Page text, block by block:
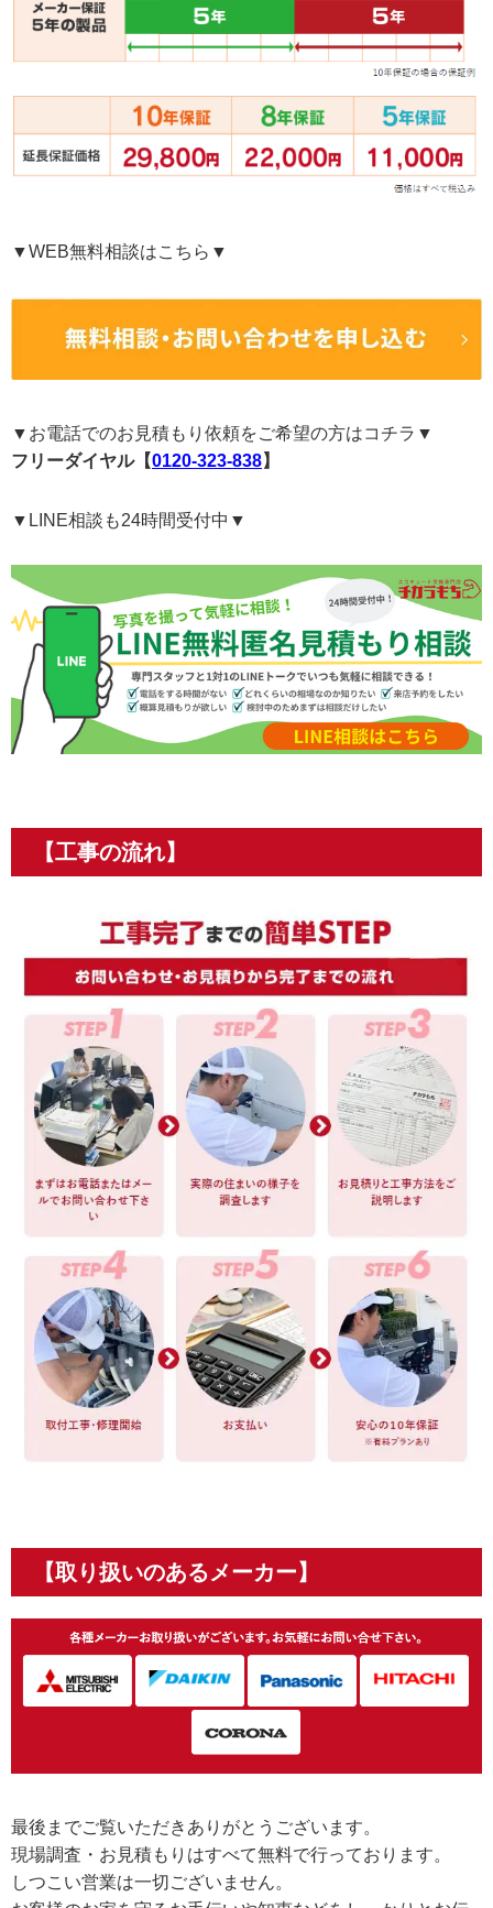
▼WEB無料相談はこちら▼
▼お電話でのお見積もり依頼をご希望の方はコチラ▼
フリーダイヤル【0120-323-838】
▼LINE相談も24時間受付中▼
【工事の流れ】
【取り扱いのあるメーカー】
最後までご覧いただきありがとうございます。
現場調査・お見積もりはすべて無料で行っております。
しつこい営業は一切ございません。